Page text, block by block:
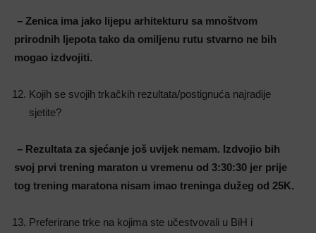
– Zenica ima jako lijepu arhitekturu sa mnoštvom
prirodnih ljepota tako da omiljenu rutu stvarno ne bih
mogao izdvojiti.
Kojih se svojih trkačkih rezultata/postignuća najradije
sjetite?
– Rezultata za sjećanje još uvijek nemam. Izdvojio bih
svoj prvi trening maraton u vremenu od 3:30:30 jer prije
tog trening maratona nisam imao treninga dužeg od 25K.
Preferirane trke na kojima ste učestvovali u BiH i